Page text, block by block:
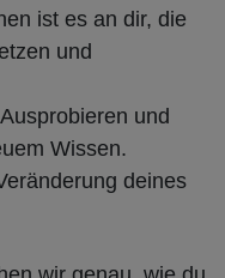
ist es an dir, die
und
und
Wissen.
deines